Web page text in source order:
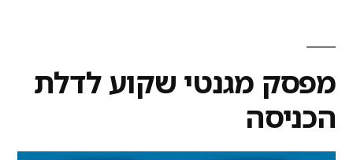
מפסק מגנטי שקוע לדלת
הכניסה